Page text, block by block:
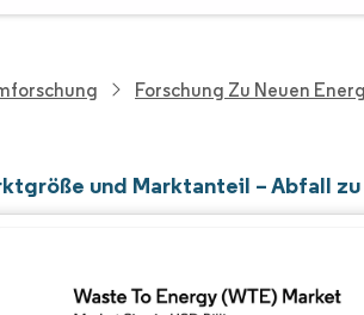
Forschung Zu Neuen
und Marktanteil – Abfall